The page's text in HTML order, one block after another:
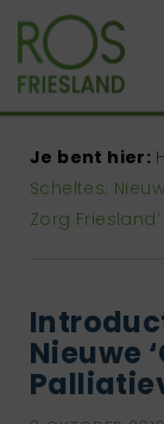
Je bent hier:
Scheltes;
Zorg Friesland’
Nieuwe